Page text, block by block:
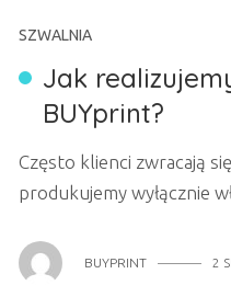
SZWALNIA
Jak
BUYprint?
Często klienci zwracają
produkujemy wyłącznie
pytania w związku z
To termin stosowany do
BUYPRINT 2